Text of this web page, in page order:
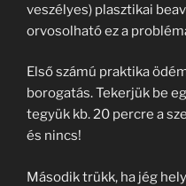
veszélyes) plasztikai
orvosolható ez a
Első számú praktika
borogatás. Tekerjük be
tegyük kb. 20 percre a
és nincs!
Második trükk, ha jég